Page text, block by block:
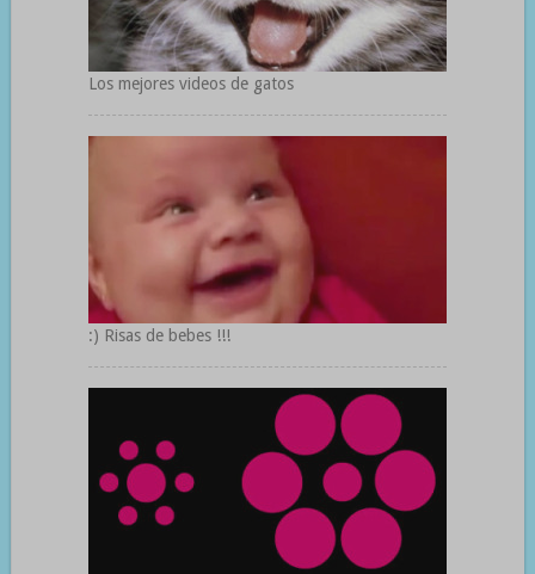
Los mejores videos de gatos
:) Risas de bebes !!!